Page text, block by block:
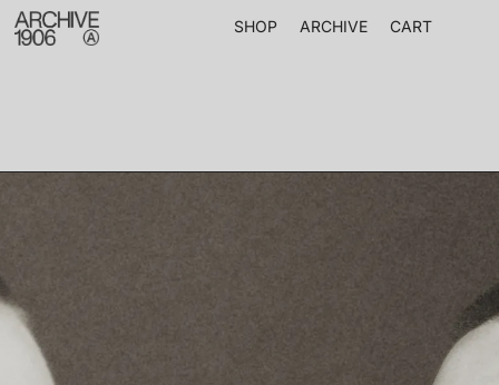
SHOP ARCHIVE CART